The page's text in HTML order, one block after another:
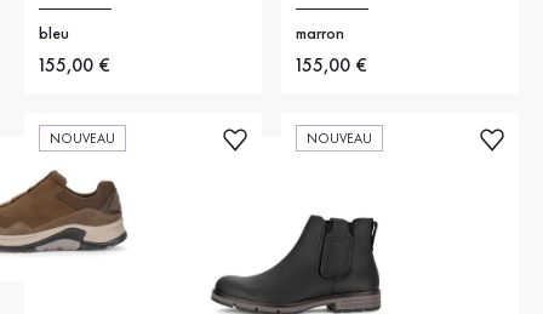
bleu
Nouveau prix
155,00 €
marron
Nouveau prix
155,00 €
NOUVEAU NOUVEAU